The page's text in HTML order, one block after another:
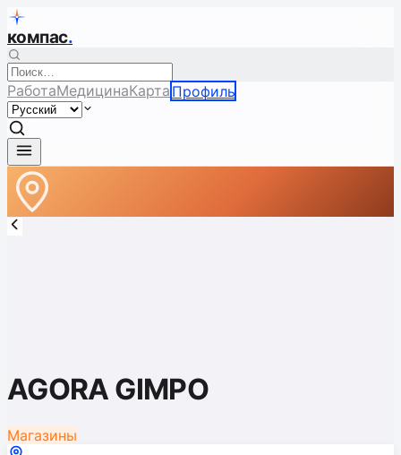
компас.
РаботаМедицинаКарта Профиль
AGORA GIMPO
Магазины